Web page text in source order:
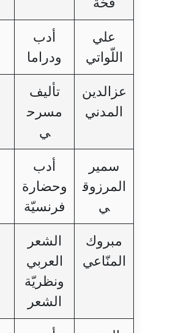
علي
اللّواتي
أدب
ودراما
عزالدين
المدني
تأليف
مسرح
ي
سمير
المرزوق
ي
أدب
وحضارة
فرنسيّة
مبروك
المنّاعي
الشعر
العربي
ونظريّة
الشعر